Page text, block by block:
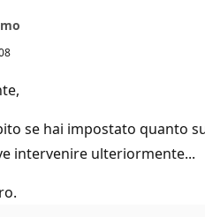
se hai impostato quanto
intervenire ulteriormente...